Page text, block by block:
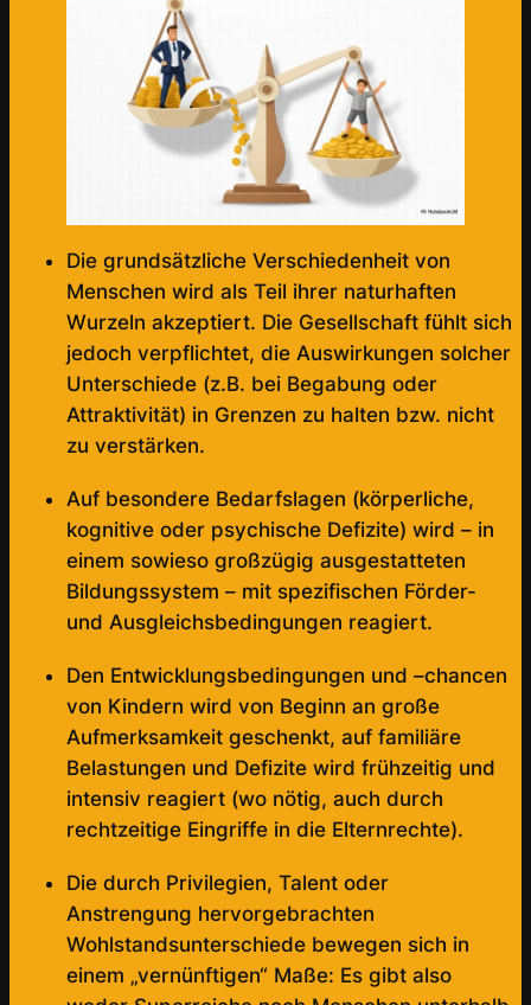
Die grundsätzliche Verschiedenheit von
Menschen wird als Teil ihrer naturhaften
Wurzeln akzeptiert. Die Gesellschaft fühlt sich
jedoch verpflichtet, die Auswirkungen solcher
Unterschiede (z.B. bei Begabung oder
Attraktivität) in Grenzen zu halten bzw. nicht
zu verstärken.
Auf besondere Bedarfslagen (körperliche,
kognitive oder psychische Defizite) wird – in
einem sowieso großzügig ausgestatteten
Bildungssystem – mit spezifischen Förder-
und Ausgleichsbedingungen reagiert.
Den Entwicklungsbedingungen und –chancen
von Kindern wird von Beginn an große
Aufmerksamkeit geschenkt, auf familiäre
Belastungen und Defizite wird frühzeitig und
intensiv reagiert (wo nötig, auch durch
rechtzeitige Eingriffe in die Elternrechte).
Die durch Privilegien, Talent oder
Anstrengung hervorgebrachten
Wohlstandsunterschiede bewegen sich in
einem „vernünftigen“ Maße: Es gibt also